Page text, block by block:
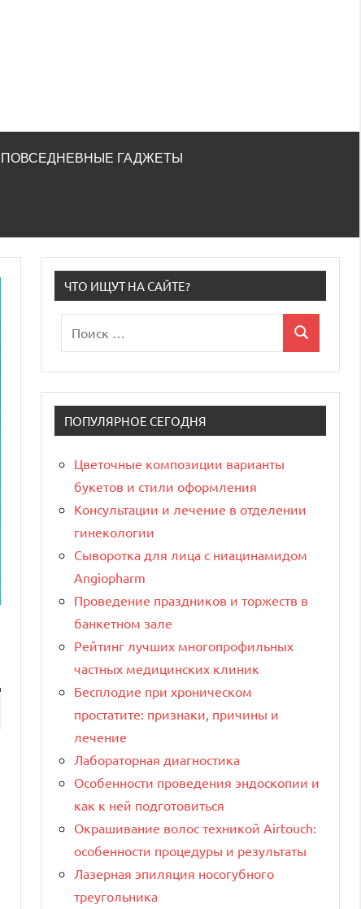
ПОВСЕДНЕВНЫЕ ГАДЖЕТЫ
ЧТО ИЩУТ НА САЙТЕ?
для:
Поиск
ПОПУЛЯРНОЕ СЕГОДНЯ
Цветочные композиции варианты
букетов и стили оформления
Консультации и лечение в отделении
гинекологии
Сыворотка для лица с ниацинамидом
Angiopharm
Проведение праздников и торжеств в
банкетном зале
Рейтинг лучших многопрофильных
частных медицинских клиник
Бесплодие при хроническом
простатите: признаки, причины и
лечение
Лабораторная диагностика
Особенности проведения эндоскопии и
как к ней подготовиться
Окрашивание волос техникой Airtouch:
особенности процедуры и результаты
Лазерная эпиляция носогубного
треугольника